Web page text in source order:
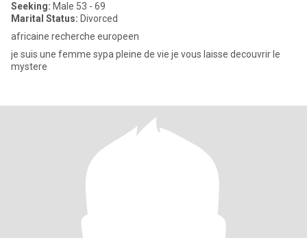
Seeking: Male 53 - 69
Marital Status: Divorced
africaine recherche europeen
je suis une femme sypa pleine de vie je vous laisse decouvrir le
mystere